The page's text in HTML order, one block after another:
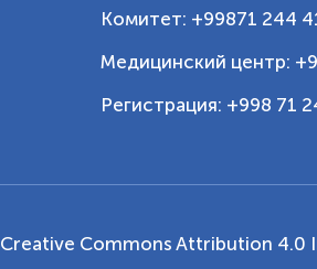
Комитет: +99871 244
Медицинский центр:
Регистрация: +998 71
Creative Commons Attribution 4.0